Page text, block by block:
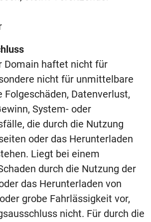
Domain haftet nicht für
nicht für unmittelbare
Datenverlust,
System- oder
die durch die Nutzung
oder das Herunterladen
Liegt bei einem
durch die Nutzung der
das Herunterladen von
grobe Fahrlässigkeit vor,
nicht. Für durch die